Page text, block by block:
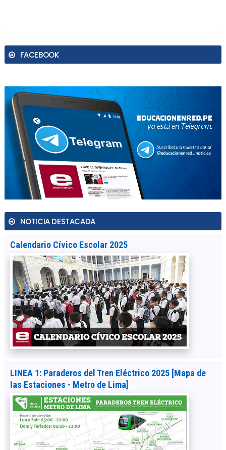
FACEBOOK
NOTICIA DESTACADA
Calendario Cívico Escolar 2025
LINEA 1: Paraderos del Tren Eléctrico 2025 [Mapa de
las Estaciones - Metro de Lima]